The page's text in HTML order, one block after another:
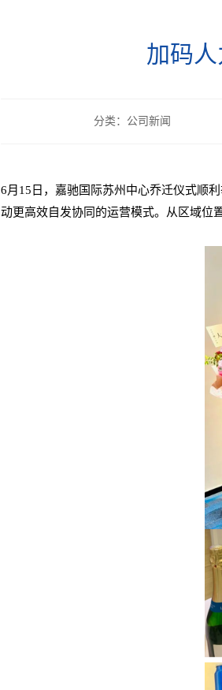
加码
分类：公司新闻
6月15日，嘉驰国际苏州中心乔迁仪式顺
动更高效自发协同的运营模式。从区域位